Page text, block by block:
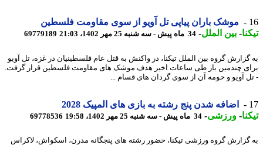
موشک باران پیاپی تل آویو از سوی مقاومت فلسطین
-بین الملل-34 ماه پیش - سه شنبه 25 مهر 1402، 21:03 69779189
گروه بین الملل تیکنا، در واکنش به قتل عام فلسطینیان در غزه، تل آویو
چندمین بار طی ساعات اخیر هدف موشک های مقاومت فلسطین قرار گرفت.
آویو و حومه آن از سوی گردان های قسام ...
اضافه شدن پنج رشته به بازی های المپیک 2028
-ورزشی-34 ماه پیش - سه شنبه 25 مهر 1402، 19:58 69778536
گروه ورزشی تیکنا، حضور رشته های پنجگانه مدرن، اسکواش، لاکراس